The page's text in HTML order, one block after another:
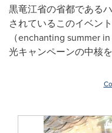
黒竜江省の省都である
されているこのイベン
（enchanting summer
光キャンペーンの中核